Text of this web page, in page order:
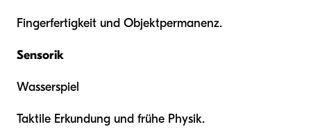
Fingerfertigkeit und Objektpermanenz.
Sensorik
Wasserspiel
Taktile Erkundung und frühe Physik.